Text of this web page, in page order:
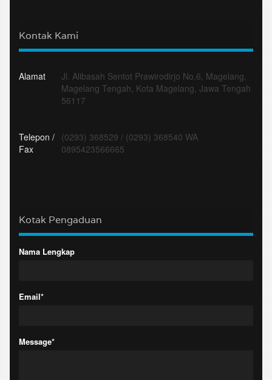
Kontak Kami
Alamat
Jl. Alibasah Sentot Prawirodirjo No.6, Magelang,
Magelang Tengah, Kota Magelang, Jawa Tengah
56117
Telepon /
Fax
(0293) 368529 / (0293) 368540 WA
0895423566665
Kotak Pengaduan
Nama Lengkap
Email*
Message*